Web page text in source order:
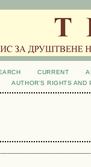
CURRENT
AUTHOR'S RIGHTS AND